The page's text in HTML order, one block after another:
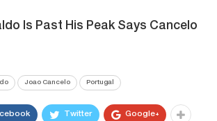
Is Past His Peak Says Cancelo
Joao Cancelo Portugal
Twitter Google+